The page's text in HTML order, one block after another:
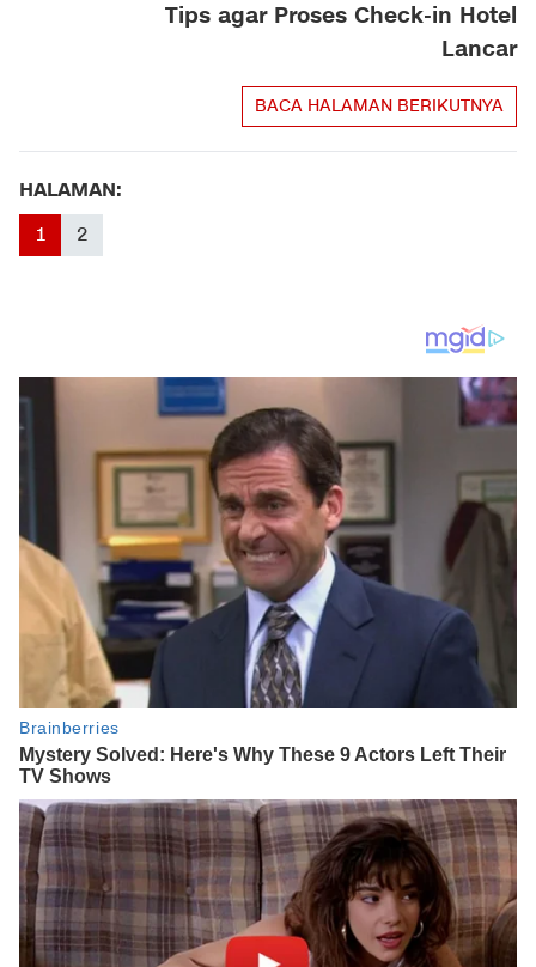
Tips agar Proses Check-in Hotel
Lancar
BACA HALAMAN BERIKUTNYA
HALAMAN:
1 2